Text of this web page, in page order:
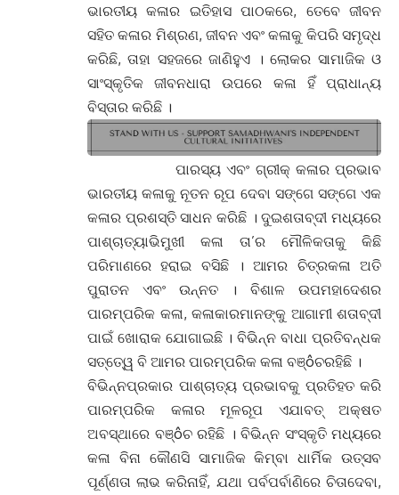
ଭାରତୀୟ କଳାର ଇତିହାସ ପାଠକରେ, ତେବେ ଜୀବନ
ସହିତ କଳାର ମିଶ୍ରଣ, ଜୀବନ ଏବଂ କଳାକୁ କିପରି ସମୃଦ୍ଧ
କରିଛି, ତାହା ସହଜରେ ଜାଣିହୁଏ । ଲୋକର ସାମାଜିକ ଓ
ସାଂସ୍କୃତିକ ଜୀବନଧାରା ଉପରେ କଳା ହିଁ ପ୍ରାଧାନ୍ୟ
ବିସ୍ତାର କରିଛି ।
ପାରସ୍ୟ ଏବଂ ଗ୍ରୀକ୍ କଳାର ପ୍ରଭାବ
ଭାରତୀୟ କଳାକୁ ନୂତନ ରୂପ ଦେବା ସଙ୍ଗେ ସଙ୍ଗେ ଏକ
କଳାର ପ୍ରଶସ୍ତି ସାଧନ କରିଛି । ଦୁଇଶତାବ୍ଦୀ ମଧ୍ୟରେ
ପାଶ୍ଚାତ୍ୟାଭିମୁଖୀ କଳା ତା’ର ମୌଳିକତାକୁ କିଛି
ପରିମାଣରେ ହରାଇ ବସିଛି । ଆମର ଚିତ୍ରକଳା ଅତି
ପୁରାତନ ଏବଂ ଉନ୍ନତ । ବିଶାଳ ଉପମହାଦେଶର
ପାରମ୍ପରିକ କଳା, କଳାକାରମାନଙ୍କୁ ଆଗାମୀ ଶତାବ୍ଦୀ
ପାଇଁ ଖୋରାକ ଯୋଗାଇଛି । ବିଭିନ୍ନ ବାଧା ପ୍ରତିବନ୍ଧକ
ସତ୍ତେ୍ୱ ବି ଆମର ପାରମ୍ପରିକ କଳା ବଞ୍ôଚରହିଛି ।
ବିଭିନ୍ନପ୍ରକାର ପାଶ୍ଚାତ୍ୟ ପ୍ରଭାବକୁ ପ୍ରତିହତ କରି
ପାରମ୍ପରିକ କଳାର ମୂଳରୂପ ଏଯାବତ୍ ଅକ୍ଷତ
ଅବସ୍ଥାରେ ବଞ୍ôଚ ରହିଛି । ବିଭିନ୍ନ ସଂସ୍କୃତି ମଧ୍ୟରେ
କଳା ବିନା କୌଣସି ସାମାଜିକ କିମ୍ବା ଧାର୍ମିକ ଉତ୍ସବ
ପୂର୍ଣ୍ଣତା ଲାଭ କରିନାହିଁ, ଯଥା ପର୍ବପର୍ବାଣିରେ ଚିତାଦେବା,